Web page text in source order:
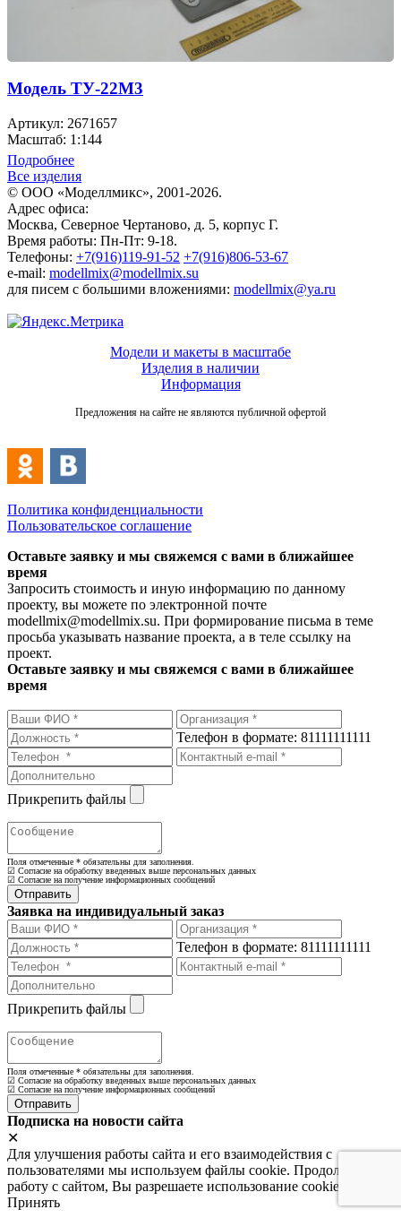
Модель ТУ-22М3
Артикул: 2671657
Масштаб: 1:144
Подробнее
Все изделия
© ООО «Моделлмикс», 2001-2026.
Адрес офиса:
Москва, Северное Чертаново, д. 5, корпус Г.
Время работы: Пн-Пт: 9-18.
Телефоны: +7(916)119-91-52 +7(916)806-53-67
e-mail: modellmix@modellmix.su
для писем с большими вложениями: modellmix@ya.ru
Модели и макеты в масштабе
Изделия в наличии
Информация
Предложения на сайте не являются публичной офертой
Политика конфиденциальности
Пользовательское соглашение
Оставьте заявку и мы свяжемся с вами в ближайшее
время
Запросить стоимость и иную информацию по данному
проекту, вы можете по электронной почте
modellmix@modellmix.su. При формирование письма в теме
просьба указывать название проекта, а в теле ссылку на
проект.
Оставьте заявку и мы свяжемся с вами в ближайшее
время
Телефон в формате: 81111111111
Прикрепить файлы
Поля отмеченные * обязательны для заполнения.
☑ Согласие на обработку введенных выше персональных данных
☑ Согласие на получение информационных сообщений
Заявка на индивидуальный заказ
Телефон в формате: 81111111111
Прикрепить файлы
Поля отмеченные * обязательны для заполнения.
☑ Согласие на обработку введенных выше персональных данных
☑ Согласие на получение информационных сообщений
Подписка на новости сайта
✕
Для улучшения работы сайта и его взаимодействия с
пользователями мы используем файлы cookie. Продолжая
работу с сайтом, Вы разрешаете использование cookie-файлов.
Принять